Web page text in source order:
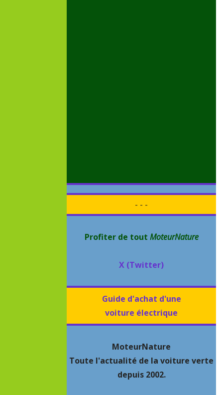
- - -
Profiter de tout MoteurNature
X (Twitter)
Guide d'achat d'une
voiture électrique
MoteurNature
Toute l'actualité de la voiture verte
depuis 2002.